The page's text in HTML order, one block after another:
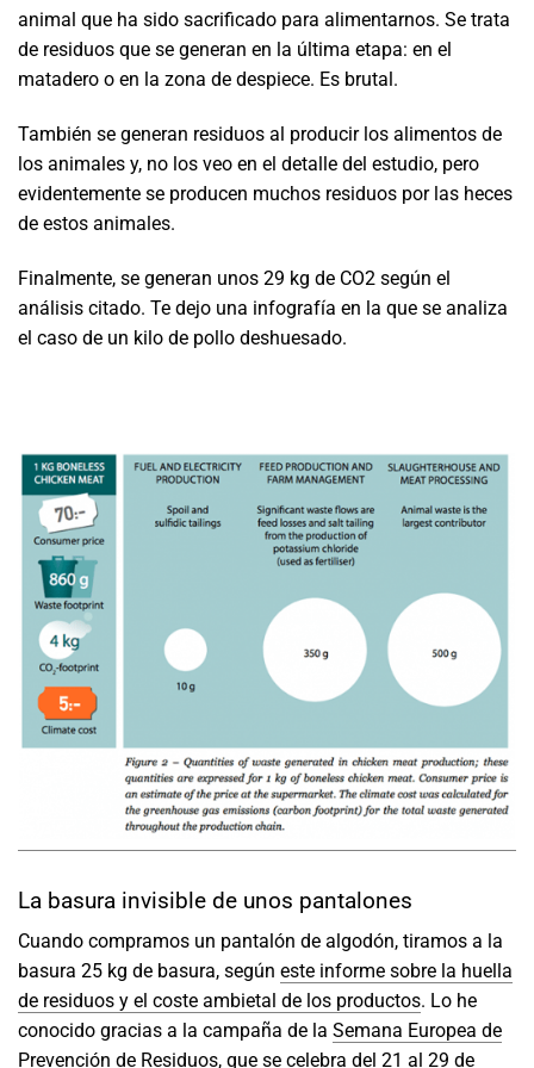
animal que ha sido sacrificado para alimentarnos. Se trata
de residuos que se generan en la última etapa: en el
matadero o en la zona de despiece. Es brutal.
También se generan residuos al producir los alimentos de
los animales y, no los veo en el detalle del estudio, pero
evidentemente se producen muchos residuos por las heces
de estos animales.
Finalmente, se generan unos 29 kg de CO2 según el
análisis citado. Te dejo una infografía en la que se analiza
el caso de un kilo de pollo deshuesado.
La basura invisible de unos pantalones
Cuando compramos un pantalón de algodón, tiramos a la
basura 25 kg de basura, según este informe sobre la huella
de residuos y el coste ambietal de los productos. Lo he
conocido gracias a la campaña de la Semana Europea de
Prevención de Residuos, que se celebra del 21 al 29 de